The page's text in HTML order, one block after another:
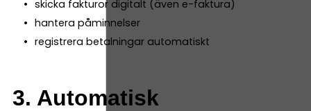
skicka fakturor digitalt (även e-faktura)
hantera påminnelser
registrera betalningar automatiskt
3. Automatisk